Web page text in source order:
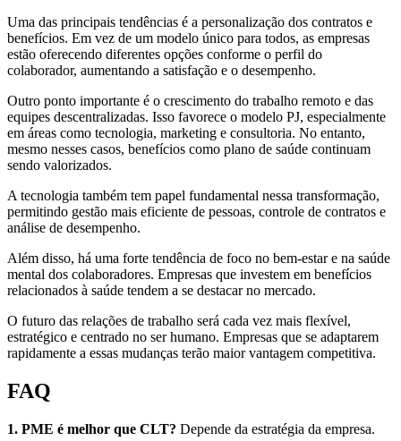
Uma das principais tendências é a personalização dos contratos e
benefícios. Em vez de um modelo único para todos, as empresas
estão oferecendo diferentes opções conforme o perfil do
colaborador, aumentando a satisfação e o desempenho.
Outro ponto importante é o crescimento do trabalho remoto e das
equipes descentralizadas. Isso favorece o modelo PJ, especialmente
em áreas como tecnologia, marketing e consultoria. No entanto,
mesmo nesses casos, benefícios como plano de saúde continuam
sendo valorizados.
A tecnologia também tem papel fundamental nessa transformação,
permitindo gestão mais eficiente de pessoas, controle de contratos e
análise de desempenho.
Além disso, há uma forte tendência de foco no bem-estar e na saúde
mental dos colaboradores. Empresas que investem em benefícios
relacionados à saúde tendem a se destacar no mercado.
O futuro das relações de trabalho será cada vez mais flexível,
estratégico e centrado no ser humano. Empresas que se adaptarem
rapidamente a essas mudanças terão maior vantagem competitiva.
FAQ
1. PME é melhor que CLT? Depende da estratégia da empresa.